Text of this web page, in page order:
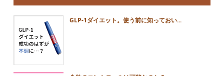
GLP-1ダイエット。使う前に知っておい...